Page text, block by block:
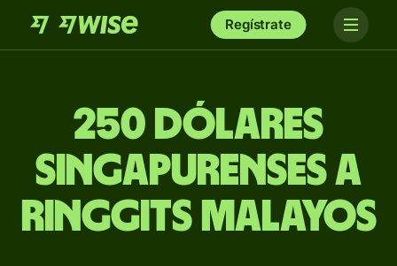
Regístrate
250 dólares
singapurenses a
ringgits malayos